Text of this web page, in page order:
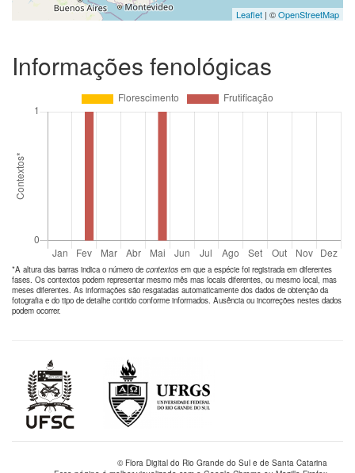
Leaflet | ©OpenStreetMap
Informações fenológicas
*A altura das barras indica o número de contextos em que a espécie foi registrada em diferentes
fases. Os contextos podem representar mesmo mês mas locais diferentes, ou mesmo local, mas
meses diferentes. As informações são resgatadas automaticamente dos dados de obtenção da
fotografia e do tipo de detalhe contido conforme informados. Ausência ou incorreções nestes dados
podem ocorrer.
© Flora Digital do Rio Grande do Sul e de Santa Catarina